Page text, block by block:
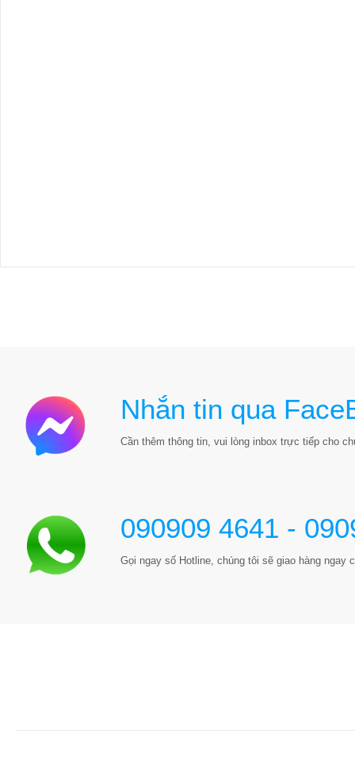
Nhắn tin qua
Cần thêm thông tin, vui lòng inbox trực tiếp cho
090909 4641 -
Gọi ngay số Hotline, chúng tôi sẽ giao hàng ngay